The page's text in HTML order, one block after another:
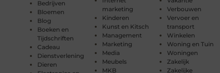
Bedrijven
Bloemen
Blog
Boeken en
Tijdschriften
Cadeau
Dienstverlening
Dieren
marketing
Kinderen
Kunst en Kitsch
Management
Marketing
Media
Meubels
MKB
Verbouwen
Vervoer en
transport
Winkelen
Woning en Tuin
Woningen
Zakelijk
Zakelijke